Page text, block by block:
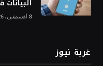
8 أغسطس، 2026
غربة نيوز